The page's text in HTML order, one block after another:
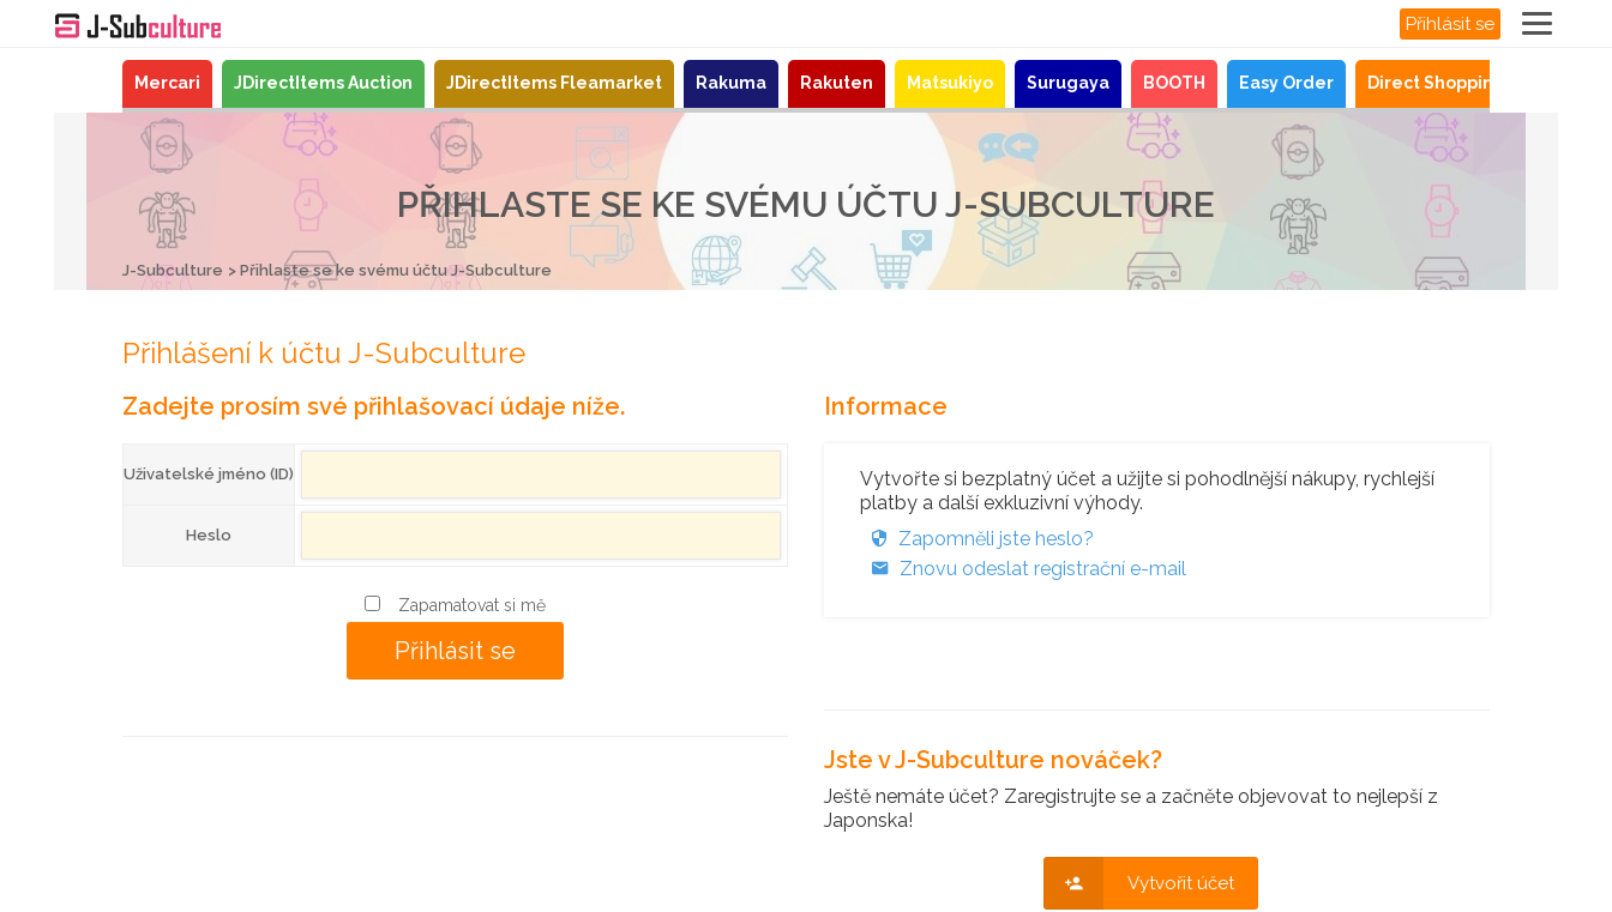
Přihlásit se
Mercari JDirectItems Auction JDirectItems Fleamarket Rakuma Rakuten Matsukiyo Surugaya BOOTH Easy Order Direct Shopping
PŘIHLASTE SE KE SVÉMU ÚČTU J-SUBCULTURE
J-Subculture Přihlaste se ke svému účtu J-Subculture
Přihlášení k účtu J-Subculture
Zadejte prosím své přihlašovací údaje níže.
Uživatelské jméno (ID)
Heslo
Zapamatovat si mě
Informace
Vytvořte si bezplatný účet a užijte si pohodlnější nákupy, rychlejší
platby a další exkluzivní výhody.
Zapomněli jste heslo?
Znovu odeslat registrační e-mail
Jste v J-Subculture nováček?
Ještě nemáte účet? Zaregistrujte se a začněte objevovat to nejlepší z
Japonska!
Vytvořit účet